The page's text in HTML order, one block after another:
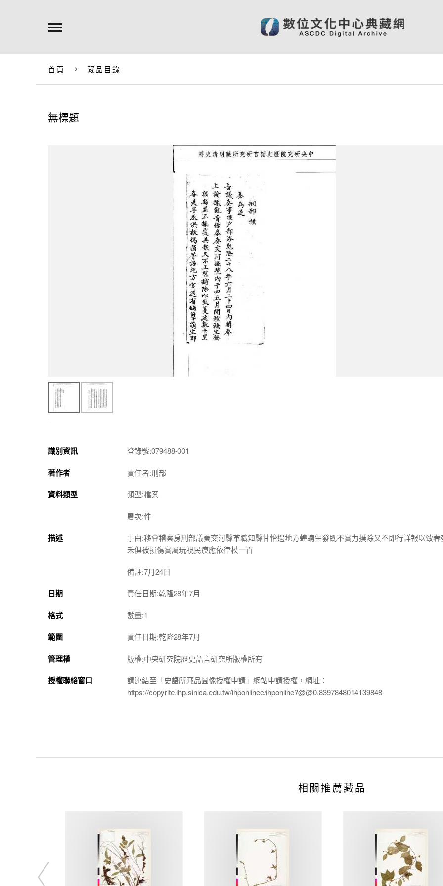
首頁 藏品目錄
無標題
識別資訊 登錄號:079488-001
著作者 責任者:刑部
資料類型 類型:檔案
層次:件
描述
事由:移會稽察房刑部議奏交河縣革職知縣甘怡遇地方蝗蝻生發既不實力撲除又不即行詳報以致春
禾俱被損傷實屬玩視民瘼應依律杖一百
備註:7月24日
日期 責任日期:乾隆28年7月
格式 數量:1
範圍 責任日期:乾隆28年7月
管理權 版權:中央研究院歷史語言研究所版權所有
授權聯絡窗口
請連結至「史語所藏品圖像授權申請」網站申請授權，網址：
https://copyrite.ihp.sinica.edu.tw/ihponlinec/ihponline?@@0.8397848014139848
相關推薦藏品